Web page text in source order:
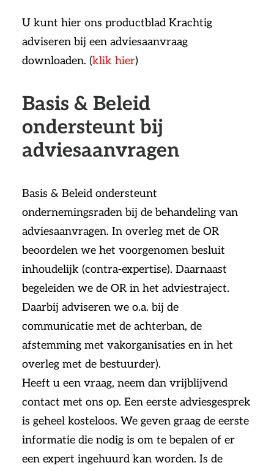
U kunt hier ons productblad Krachtig
adviseren bij een adviesaanvraag
downloaden. (klik hier)
Basis & Beleid
ondersteunt bij
adviesaanvragen
Basis & Beleid ondersteunt
ondernemingsraden bij de behandeling van
adviesaanvragen. In overleg met de OR
beoordelen we het voorgenomen besluit
inhoudelijk (contra-expertise). Daarnaast
begeleiden we de OR in het adviestraject.
Daarbij adviseren we o.a. bij de
communicatie met de achterban, de
afstemming met vakorganisaties en in het
overleg met de bestuurder).
Heeft u een vraag, neem dan vrijblijvend
contact met ons op. Een eerste adviesgesprek
is geheel kosteloos. We geven graag de eerste
informatie die nodig is om te bepalen of er
een expert ingehuurd kan worden. Is de